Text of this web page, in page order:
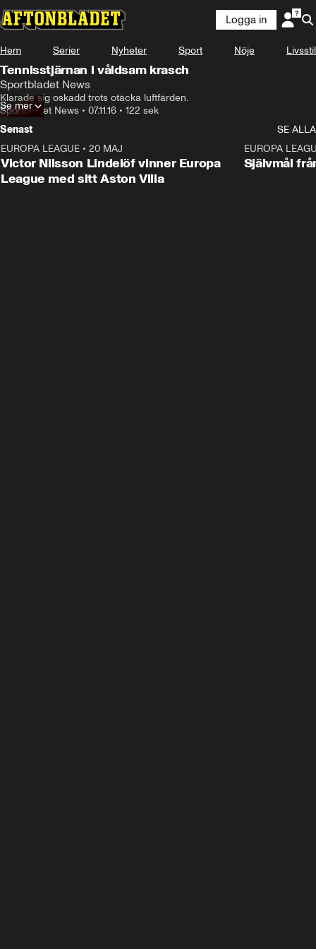
Logga in
Hem Serier Nyheter Sport Nöje Livsstil
Tennisstjärnan i våldsam krasch
Sportbladet News
Klarade sig oskadd trots otäcka luftfärden.
Sportbladet News • 07.11.16 • 122 sek
Se mer
Senast
SE ALLA
EUROPA LEAGUE • 20 MAJ
Victor Nilsson Lindelöf vinner Europa
League med sitt Aston Villa
EUROPA
Självmål